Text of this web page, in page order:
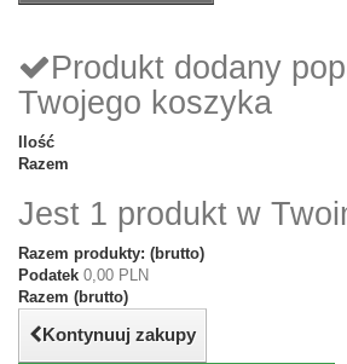
Produkt dodany
Twojego koszyka
Ilość
Razem
Jest 1 produkt w
Razem produkty: (brutto)
Podatek 0,00 PLN
Razem (brutto)
Kontynuuj zakupy